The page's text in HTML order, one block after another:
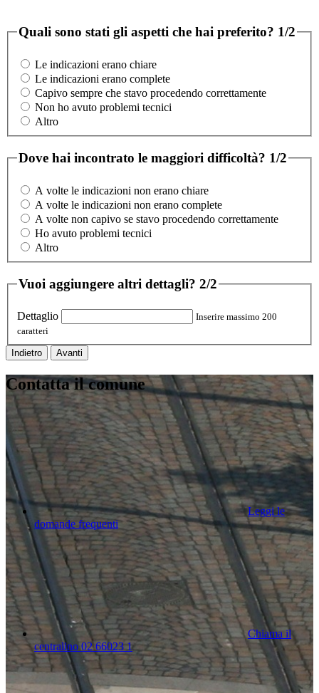
Quali sono stati gli aspetti che hai preferito? 1/2
Le indicazioni erano chiare
Le indicazioni erano complete
Capivo sempre che stavo procedendo correttamente
Non ho avuto problemi tecnici
Altro
Dove hai incontrato le maggiori difficoltà? 1/2
A volte le indicazioni non erano chiare
A volte le indicazioni non erano complete
A volte non capivo se stavo procedendo correttamente
Ho avuto problemi tecnici
Altro
Vuoi aggiungere altri dettagli? 2/2
Dettaglio
Inserire massimo 200
caratteri
Indietro Avanti
Contatta il comune
Leggi le
domande frequenti
Chiama il
centralino 02 66023 1